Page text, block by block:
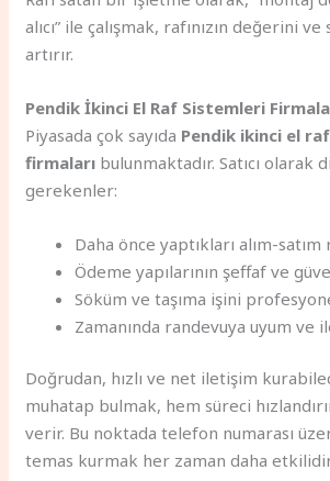
alıcı” ile çalışmak, rafınızın değerini
artırır.
Pendik İkinci El Raf Sistemleri
Piyasada çok sayıda Pendik ikinci el
firmaları bulunmaktadır. Satıcı olarak
gerekenler:
Daha önce yaptıkları alım-
Ödeme yapılarının şeffaf ve
Söküm ve taşıma işini
Zamanında randevuya uyum ve
Doğrudan, hızlı ve net iletişim
muhatap bulmak, hem süreci
verir. Bu noktada telefon numarası
temas kurmak her zaman daha